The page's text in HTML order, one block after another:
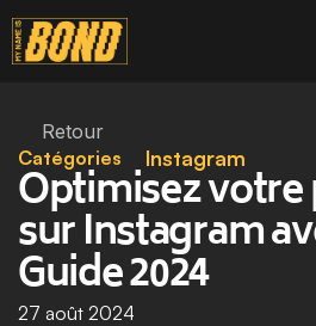
Retour
Catégories
Instagram
Optimisez votre
sur Instagram
Guide 2024
27 août 2024